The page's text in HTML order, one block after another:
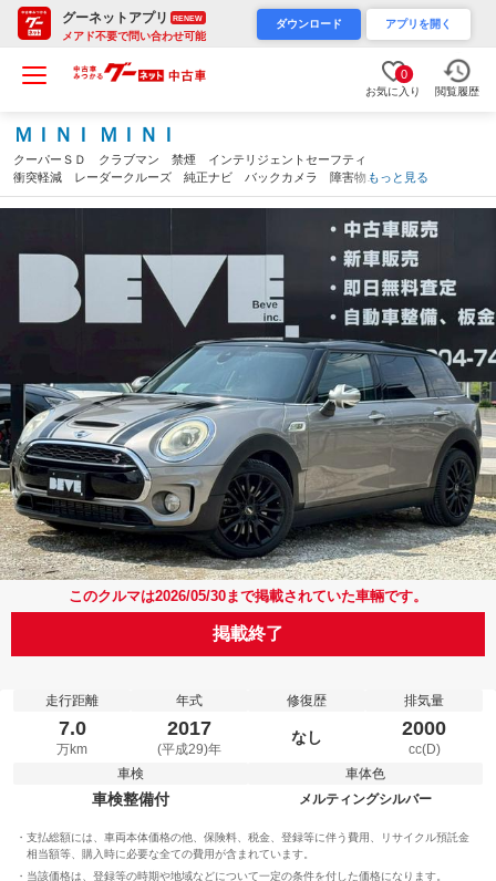
グーネットアプリ RENEW
メアド不要で問い合わせ可能
ダウンロード アプリを開く
0
お気に入り 閲覧履歴
ＭＩＮＩ ＭＩＮＩ
クーパーＳＤ クラブマン 禁煙 インテリジェントセーフティ
衝突軽減 レーダークルーズ 純正ナビ バックカメラ 障害物セ
ンサー Ｂｌｕｅｔｏｏｔｈ スマートキー ＥＴＣ オートライ
ト フォグランプ 純正１７インチアルミホイール（愛知県）
もっと見る
このクルマは2026/05/30まで掲載されていた車輛です。
掲載終了
走行距離
7.0
万km
年式
2017
(平成29)年
修復歴
なし
排気量
2000
cc(D)
車検
車検整備付
車体色
メルティングシルバー
支払総額には、車両本体価格の他、保険料、税金、登録等に伴う費用、リサイクル預託金
相当額等、購入時に必要な全ての費用が含まれています。
当該価格は、登録等の時期や地域などについて一定の条件を付した価格になります。